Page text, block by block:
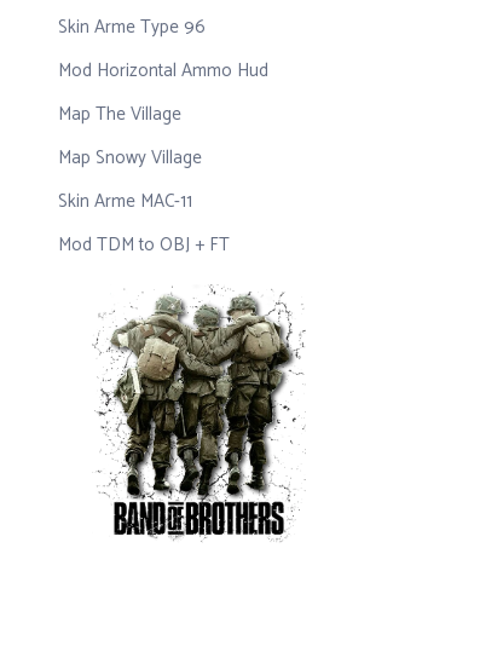
Skin Arme Type 96
Mod Horizontal Ammo Hud
Map The Village
Map Snowy Village
Skin Arme MAC-11
Mod TDM to OBJ + FT